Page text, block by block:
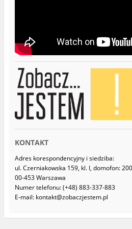
KONTAKT
Adres korespondencyjny i siedziba:
ul. Czerniakowska 159, kl. I, domofon: 200
00-453 Warszawa
Numer telefonu: (+48) 883-337-883
E-mail: kontakt@zobaczjestem.pl